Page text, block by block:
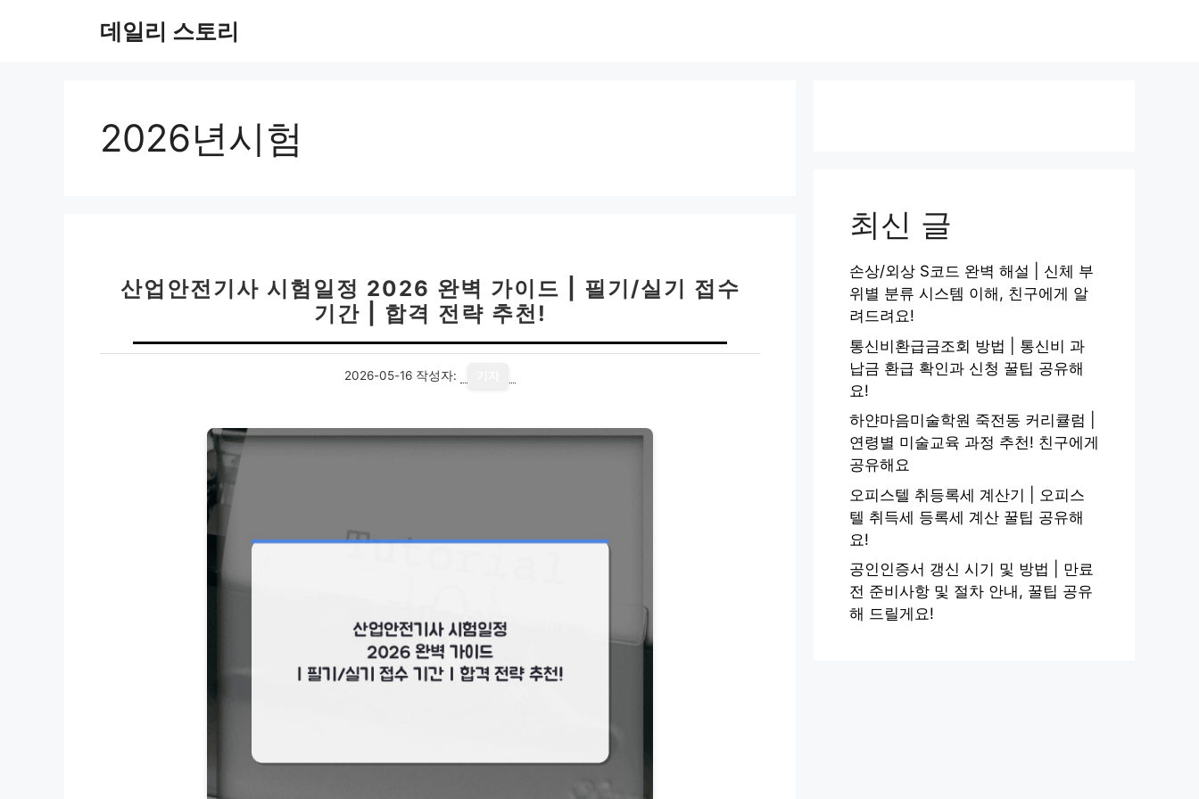
데일리 스토리
2026년시험
산업안전기사 시험일정 2026 완벽 가이드 | 필기/실기 접수
기간 | 합격 전략 추천!
2026-05-16 작성자:
최신 글
손상/외상 S코드 완벽 해설 | 신체 부
위별 분류 시스템 이해, 친구에게 알
려드려요!
통신비환급금조회 방법 | 통신비 과
납금 환급 확인과 신청 꿀팁 공유해
요!
하얀마음미술학원 죽전동 커리큘럼 |
연령별 미술교육 과정 추천! 친구에게
공유해요
오피스텔 취등록세 계산기 | 오피스
텔 취득세 등록세 계산 꿀팁 공유해
요!
공인인증서 갱신 시기 및 방법 | 만료
전 준비사항 및 절차 안내, 꿀팁 공유
해 드릴게요!